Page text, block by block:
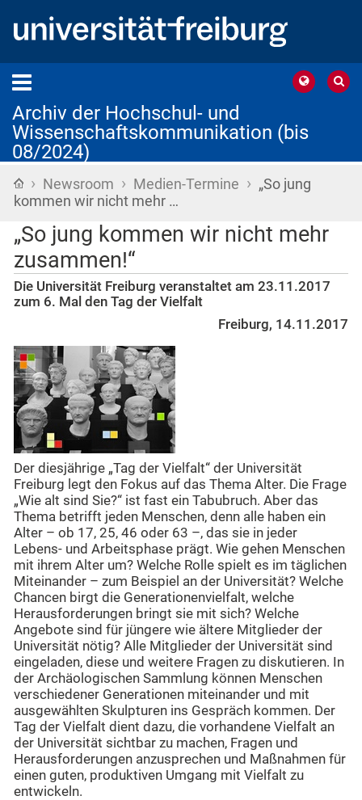
Archiv der Hochschul- und
Wissenschaftskommunikation (bis
08/2024)
Startseite
› Newsroom › Medien-Termine › „So jung
kommen wir nicht mehr …
„So jung kommen wir nicht mehr
zusammen!“
Die Universität Freiburg veranstaltet am 23.11.2017
zum 6. Mal den Tag der Vielfalt
Freiburg, 14.11.2017
Der diesjährige „Tag der Vielfalt“ der Universität
Freiburg legt den Fokus auf das Thema Alter. Die Frage
„Wie alt sind Sie?“ ist fast ein Tabubruch. Aber das
Thema betrifft jeden Menschen, denn alle haben ein
Alter – ob 17, 25, 46 oder 63 –, das sie in jeder
Lebens- und Arbeitsphase prägt. Wie gehen Menschen
mit ihrem Alter um? Welche Rolle spielt es im täglichen
Miteinander – zum Beispiel an der Universität? Welche
Chancen birgt die Generationenvielfalt, welche
Herausforderungen bringt sie mit sich? Welche
Angebote sind für jüngere wie ältere Mitglieder der
Universität nötig? Alle Mitglieder der Universität sind
eingeladen, diese und weitere Fragen zu diskutieren. In
der Archäologischen Sammlung können Menschen
verschiedener Generationen miteinander und mit
ausgewählten Skulpturen ins Gespräch kommen. Der
Tag der Vielfalt dient dazu, die vorhandene Vielfalt an
der Universität sichtbar zu machen, Fragen und
Herausforderungen anzusprechen und Maßnahmen für
einen guten, produktiven Umgang mit Vielfalt zu
entwickeln.